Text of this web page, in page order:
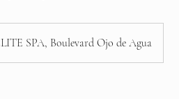
SPA, Boulevard Ojo de Agua